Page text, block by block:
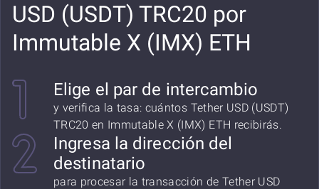
USD (USDT) TRC20 por
Immutable X (IMX) ETH
Elige el par de intercambio
y verifica la tasa: cuántos Tether USD (USDT)
TRC20 en Immutable X (IMX) ETH recibirás.
Ingresa la dirección del
destinatario
para procesar la transacción de Tether USD